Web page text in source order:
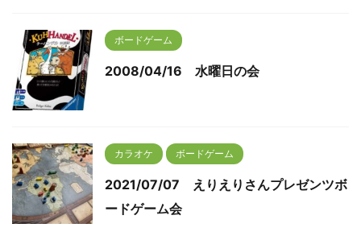
ボードゲーム
2008/04/16 水曜日の会
カラオケ ボードゲーム
2021/07/07 えりえりさんプレゼンツボ
ードゲーム会